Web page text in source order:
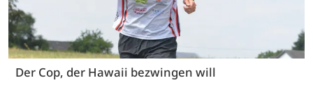
Der Cop, der Hawaii bezwingen will